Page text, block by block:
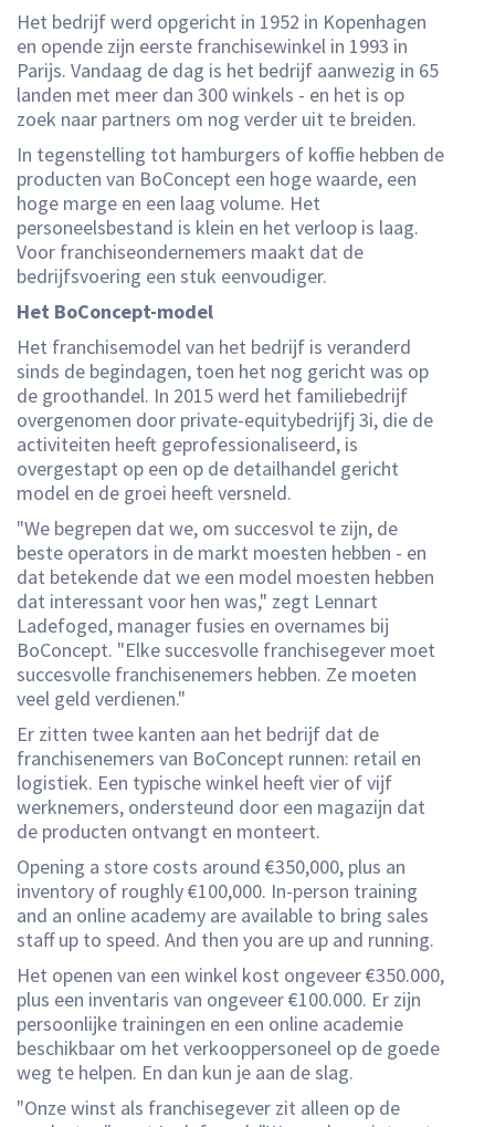
Het bedrijf werd opgericht in 1952 in Kopenhagen
en opende zijn eerste franchisewinkel in 1993 in
Parijs. Vandaag de dag is het bedrijf aanwezig in 65
landen met meer dan 300 winkels - en het is op
zoek naar partners om nog verder uit te breiden.
In tegenstelling tot hamburgers of koffie hebben de
producten van BoConcept een hoge waarde, een
hoge marge en een laag volume. Het
personeelsbestand is klein en het verloop is laag.
Voor franchiseondernemers maakt dat de
bedrijfsvoering een stuk eenvoudiger.
Het BoConcept-model
Het franchisemodel van het bedrijf is veranderd
sinds de begindagen, toen het nog gericht was op
de groothandel. In 2015 werd het familiebedrijf
overgenomen door private-equitybedrijfj 3i, die de
activiteiten heeft geprofessionaliseerd, is
overgestapt op een op de detailhandel gericht
model en de groei heeft versneld.
"We begrepen dat we, om succesvol te zijn, de
beste operators in de markt moesten hebben - en
dat betekende dat we een model moesten hebben
dat interessant voor hen was," zegt Lennart
Ladefoged, manager fusies en overnames bij
BoConcept. "Elke succesvolle franchisegever moet
succesvolle franchisenemers hebben. Ze moeten
veel geld verdienen."
Er zitten twee kanten aan het bedrijf dat de
franchisenemers van BoConcept runnen: retail en
logistiek. Een typische winkel heeft vier of vijf
werknemers, ondersteund door een magazijn dat
de producten ontvangt en monteert.
Opening a store costs around €350,000, plus an
inventory of roughly €100,000. In-person training
and an online academy are available to bring sales
staff up to speed. And then you are up and running.
Het openen van een winkel kost ongeveer €350.000,
plus een inventaris van ongeveer €100.000. Er zijn
persoonlijke trainingen en een online academie
beschikbaar om het verkooppersoneel op de goede
weg te helpen. En dan kun je aan de slag.
"Onze winst als franchisegever zit alleen op de